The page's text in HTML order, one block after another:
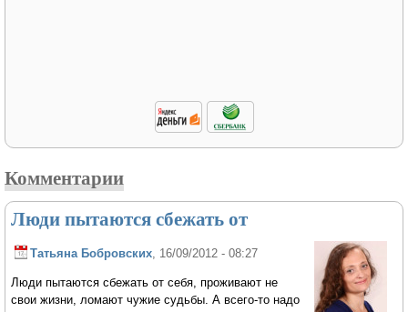
Комментарии
Люди пытаются сбежать от
Татьяна Бобровских , 16/09/2012 - 08:27
Люди пытаются сбежать от себя, проживают не
свои жизни, ломают чужие судьбы. А всего-то надо